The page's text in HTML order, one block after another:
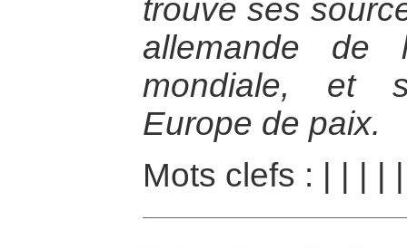
trouve ses
allemande de
mondiale, et
Europe de paix.
Mots clefs :